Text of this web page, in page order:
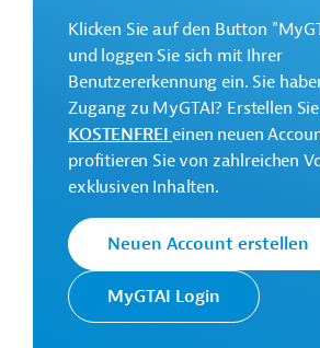
Weitere Informationen zu dem
finden Sie auf der
Webseite der AfDB
Originaldokument, das zum
GTAI informiert über dieAfDB:
Regularien und praktische Hinweise
Geschäftsanbahnung.
Gesamtkosten:
6 Millionen US-Dollar
Geberbeitrag:
5,4 Millionen US-Dollar (FAD, Zuschuss)
Klicken Sie auf den Button
und loggen Sie sich mit Ihrer
Benutzererkennung ein. Sie
Zugang zu MyGTAI? Erstellen
KOSTENFREIeinen neuen
profitieren Sie von zahlreichen
exklusiven Inhalten.
Neuen Account erstellen
MyGTAI Login